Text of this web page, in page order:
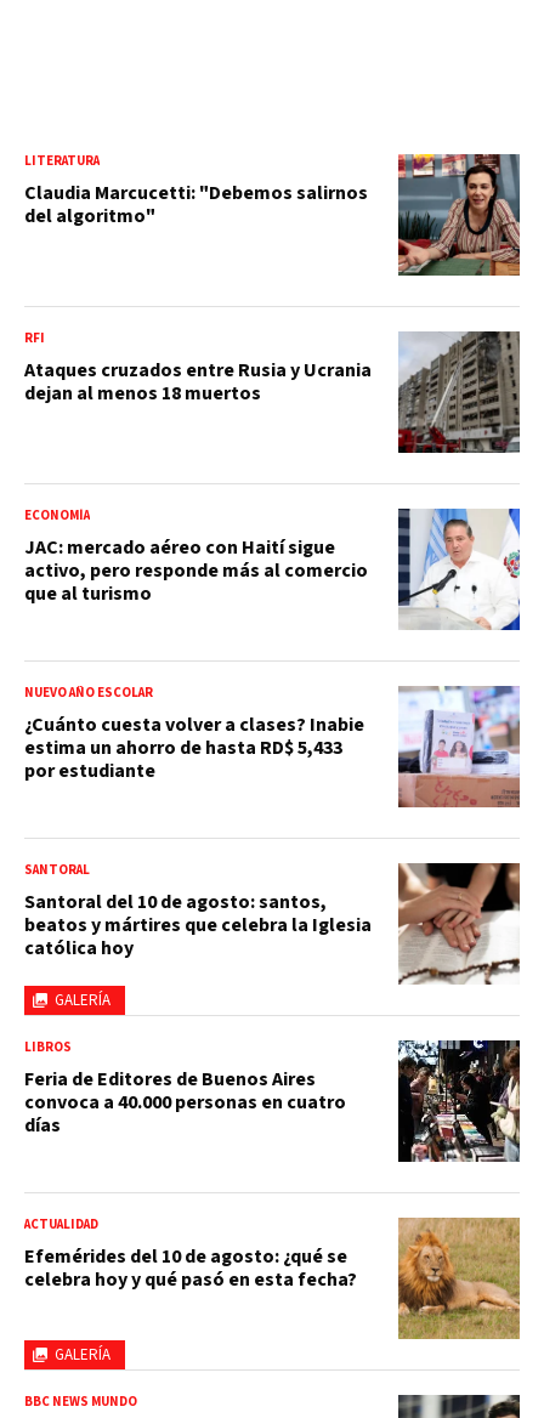
LITERATURA
Claudia Marcucetti: "Debemos salirnos
del algoritmo"
RFI
Ataques cruzados entre Rusia y Ucrania
dejan al menos 18 muertos
ECONOMÍA
JAC: mercado aéreo con Haití sigue
activo, pero responde más al comercio
que al turismo
NUEVO AÑO ESCOLAR
¿Cuánto cuesta volver a clases? Inabie
estima un ahorro de hasta RD$ 5,433
por estudiante
GALERÍA
SANTORAL
Santoral del 10 de agosto: santos,
beatos y mártires que celebra la Iglesia
católica hoy
LIBROS
Feria de Editores de Buenos Aires
convoca a 40.000 personas en cuatro
días
GALERÍA
ACTUALIDAD
Efemérides del 10 de agosto: ¿qué se
celebra hoy y qué pasó en esta fecha?
BBC NEWS MUNDO